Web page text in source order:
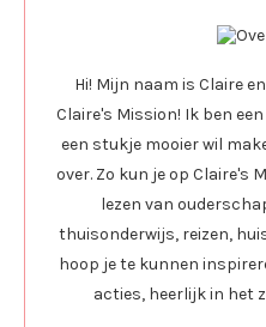
Hi! Mijn naam is Claire
Claire's Mission! Ik ben
een stukje mooier wil
over. Zo kun je op Claire's
lezen van
thuisonderwijs, reizen,
hoop je te kunnen
acties, heerlijk in het